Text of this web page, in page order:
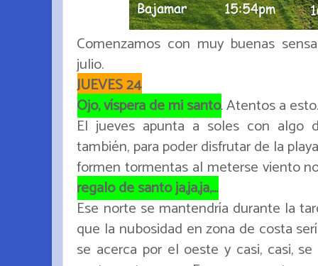
Comenzamos con muy buenas
julio.
JUEVES 24
Ojo, víspera de mi santo. Atentos a
El jueves apunta a soles con algo
también, para poder disfrutar de la
formen tormentas al meterse viento
regalo de santo ja,ja,ja,...
Ese norte se mantendría durante la
que la nubosidad en zona de costa
se acerca por el oeste y casi, casi,